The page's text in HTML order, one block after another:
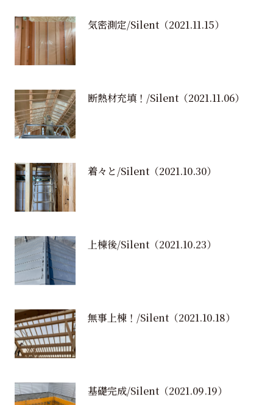
気密測定/Silent（2021.11.15）
断熱材充填！/Silent（2021.11.06）
着々と/Silent（2021.10.30）
上棟後/Silent（2021.10.23）
無事上棟！/Silent（2021.10.18）
基礎完成/Silent（2021.09.19）